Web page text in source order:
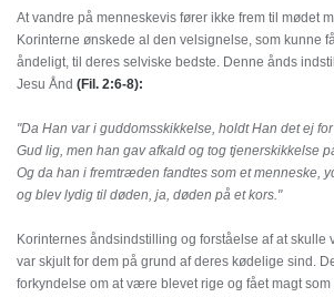
At vandre på menneskevis fører ikke frem til mødet
Korinterne ønskede al den velsignelse, som kunne
åndeligt, til deres selviske bedste. Denne ånds
Jesu Ånd (Fil. 2:6-8):
"Da Han var i guddomsskikkelse, holdt Han det ej
Gud lig, men han gav afkald og tog tjenerskikkelse
Og da han i fremtræden fandtes som et menneske,
og blev lydig til døden, ja, døden på et kors."
Korinternes åndsindstilling og forståelse af at
var skjult for dem på grund af deres kødelige sind.
forkyndelse om at være blevet rige og fået magt